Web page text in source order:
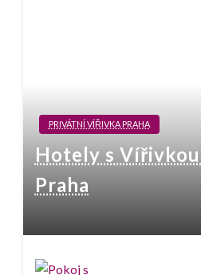
PRIVÁTNÍ VÍŘIVKA PRAHA
Hotely s
Praha